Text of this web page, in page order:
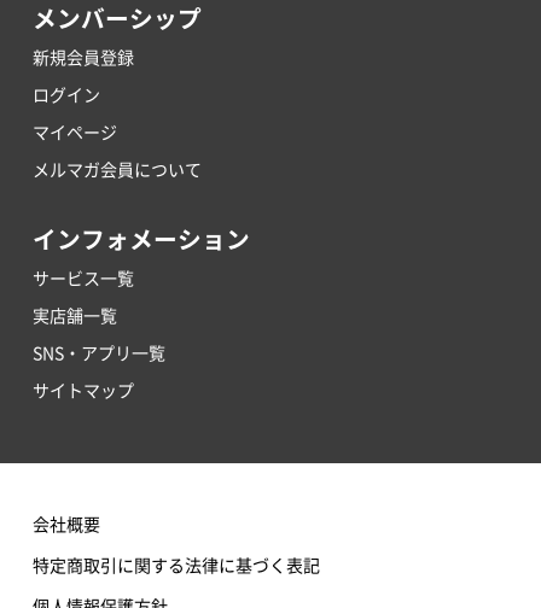
メンバーシップ
新規会員登録
ログイン
マイページ
メルマガ会員について
インフォメーション
サービス一覧
実店舗一覧
SNS・アプリ一覧
サイトマップ
会社概要
特定商取引に関する法律に基づく表記